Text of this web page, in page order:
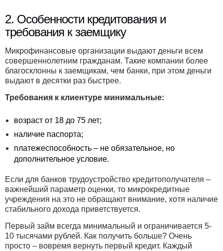
2. Особенности кредитования и
требования к заемщику
Микрофинансовые организации выдают деньги всем
совершеннолетним гражданам. Такие компании более
благосклонны к заемщикам, чем банки, при этом деньги
выдают в десятки раз быстрее.
Требования к клиентуре минимальные:
возраст от 18 до 75 лет;
наличие паспорта;
платежеспособность – не обязательное, но
дополнительное условие.
Если для банков трудоустройство кредитополучателя –
важнейший параметр оценки, то микрокредитные
учреждения на это не обращают внимание, хотя наличие
стабильного дохода приветствуется.
Первый займ всегда минимальный и ограничивается 5-
10 тысячами рублей. Как получить больше? Очень
просто – вовремя вернуть первый кредит. Каждый